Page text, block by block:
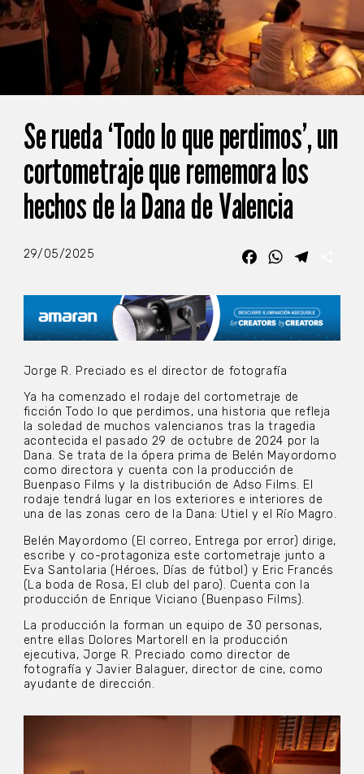
Se rueda ‘Todo lo que perdimos’, un
cortometraje que rememora los
hechos de la Dana de Valencia
29/05/2025 FacebookWhatsApp
Jorge R. Preciado es el director de fotografía
Ya ha comenzado el rodaje del cortometraje de
ficción Todo lo que perdimos, una historia que refleja
la soledad de muchos valencianos tras la tragedia
acontecida el pasado 29 de octubre de 2024 por la
Dana. Se trata de la ópera prima de Belén Mayordomo
como directora y cuenta con la producción de
Buenpaso Films y la distribución de Adso Films. El
rodaje tendrá lugar en los exteriores e interiores de
una de las zonas cero de la Dana: Utiel y el Río Magro.
Belén Mayordomo (El correo, Entrega por error) dirige,
escribe y co-protagoniza este cortometraje junto a
Eva Santolaria (Héroes, Días de fútbol) y Eric Francés
(La boda de Rosa, El club del paro). Cuenta con la
producción de Enrique Viciano (Buenpaso Films).
La producción la forman un equipo de 30 personas,
entre ellas Dolores Martorell en la producción
ejecutiva, Jorge R. Preciado como director de
fotografía y Javier Balaguer, director de cine, como
ayudante de dirección.